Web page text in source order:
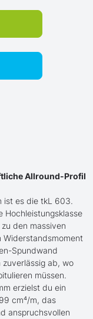
Allround-Profil
ist es die tkL 603.
Hochleistungsklasse
den massiven
Widerstandsmoment
Spundwand
zuverlässig ab, wo
müssen.
erzielst du ein
cm⁴/m, das
anspruchsvollen